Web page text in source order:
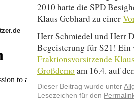
2010 hatte die SPD
Klaus Gebhard zu einer
Herr Schmiedel und Herr
Begeisterung für S21!
Fraktionsvorsitzende
Großdemo am 16.4. auf
Dieser Beitrag wurde unter
Lesezeichen für den